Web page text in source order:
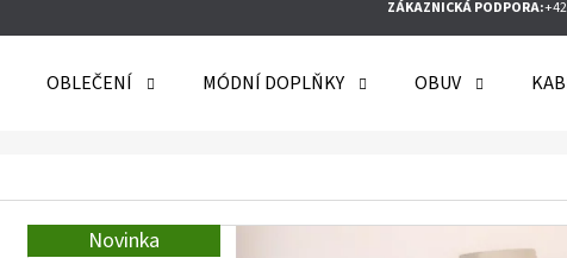
ZÁKAZNICKÁ PODPORA:
OBLEČENÍ MÓDNÍ DOPLŇKY OBUV
Novinka